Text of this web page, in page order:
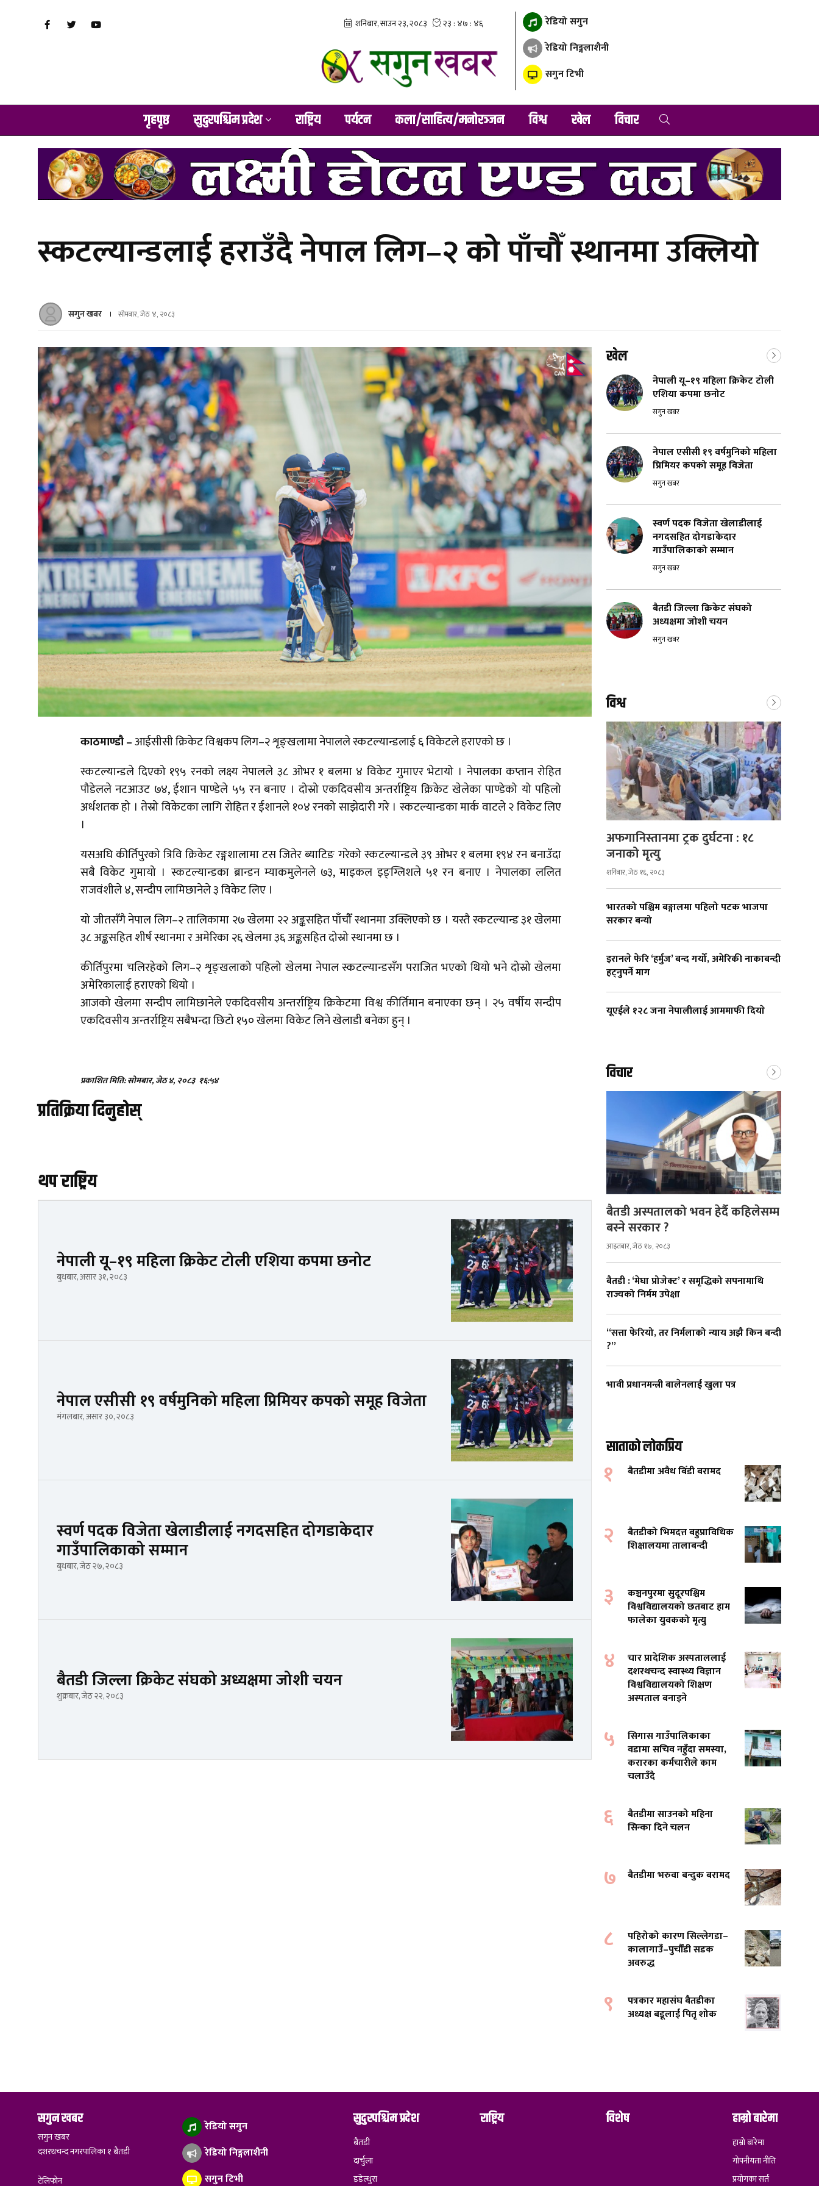
रेडियो सगुन
रेडियो निङ्गलाशैनी
सगुन टिभी
गृहपृष्ठ सुदुरपश्चिम प्रदेश राष्ट्रिय पर्यटन कला/साहित्य/मनोरञ्जन विश्व खेल विचार
स्कटल्यान्डलाई हराउँदै नेपाल लिग–२ को पाँचौँ स्थानमा उक्लियो
सगुन खबर सोमबार, जेठ ४, २०८३
काठमाण्डौ –आईसीसी क्रिकेट विश्वकप लिग–२ शृङ्खलामा नेपालले स्कटल्यान्डलाई ६ विकेटले हराएको छ ।
स्कटल्यान्डले दिएको १९५ रनको लक्ष्य नेपालले ३८ ओभर १ बलमा ४ विकेट गुमाएर भेटायो । नेपालका कप्तान रोहित
पौडेलले नटआउट ७४, ईशान पाण्डेले ५५ रन बनाए । दोस्रो एकदिवसीय अन्तर्राष्ट्रिय क्रिकेट खेलेका पाण्डेको यो पहिलो
अर्धशतक हो । तेस्रो विकेटका लागि रोहित र ईशानले १०४ रनको साझेदारी गरे । स्कटल्यान्डका मार्क वाटले २ विकेट लिए
।
यसअघि कीर्तिपुरको त्रिवि क्रिकेट रङ्गशालामा टस जितेर ब्याटिङ गरेको स्कटल्यान्डले ३९ ओभर १ बलमा १९४ रन बनाउँदा
सबै विकेट गुमायो । स्कटल्यान्डका ब्रान्डन म्याकमुलेनले ७३, माइकल इङ्ग्लिशले ५१ रन बनाए । नेपालका ललित
राजवंशीले ४, सन्दीप लामिछानेले ३ विकेट लिए ।
यो जीतसँगै नेपाल लिग–२ तालिकामा २७ खेलमा २२ अङ्कसहित पाँचौँ स्थानमा उक्लिएको छ । यस्तै स्कटल्यान्ड ३१ खेलमा
३८ अङ्कसहित शीर्ष स्थानमा र अमेरिका २६ खेलमा ३६ अङ्कसहित दोस्रो स्थानमा छ ।
कीर्तिपुरमा चलिरहेको लिग–२ शृङ्खलाको पहिलो खेलमा नेपाल स्कटल्यान्डसँग पराजित भएको थियो भने दोस्रो खेलमा
अमेरिकालाई हराएको थियो ।
आजको खेलमा सन्दीप लामिछानेले एकदिवसीय अन्तर्राष्ट्रिय क्रिकेटमा विश्व कीर्तिमान बनाएका छन् । २५ वर्षीय सन्दीप
एकदिवसीय अन्तर्राष्ट्रिय सबैभन्दा छिटो १५० खेलमा विकेट लिने खेलाडी बनेका हुन् ।
प्रकाशित मिति: सोमबार, जेठ ४, २०८३ १६:५४
प्रतिक्रिया दिनुहोस्
थप राष्ट्रिय
नेपाली यू–१९ महिला क्रिकेट टोली एशिया कपमा छनोट
बुधबार, असार ३१, २०८३
नेपाल एसीसी १९ वर्षमुनिको महिला प्रिमियर कपको समूह विजेता
मंगलबार, असार ३०, २०८३
स्वर्ण पदक विजेता खेलाडीलाई नगदसहित दोगडाकेदार
गाउँपालिकाको सम्मान
बुधबार, जेठ २७, २०८३
बैतडी जिल्ला क्रिकेट संघको अध्यक्षमा जोशी चयन
शुक्रबार, जेठ २२, २०८३
खेल
नेपाली यू–१९ महिला क्रिकेट टोली
एशिया कपमा छनोट
सगुन खबर
नेपाल एसीसी १९ वर्षमुनिको महिला
प्रिमियर कपको समूह विजेता
सगुन खबर
स्वर्ण पदक विजेता खेलाडीलाई
नगदसहित दोगडाकेदार
गाउँपालिकाको सम्मान
सगुन खबर
बैतडी जिल्ला क्रिकेट संघको
अध्यक्षमा जोशी चयन
सगुन खबर
विश्व
अफगानिस्तानमा ट्रक दुर्घटना : १८
जनाको मृत्यु
शनिबार, जेठ १६, २०८३
भारतको पश्चिम बङ्गालमा पहिलो पटक भाजपा
सरकार बन्यो
इरानले फेरि ‘हर्मुज’ बन्द गर्यो, अमेरिकी नाकाबन्दी
हट्नुपर्ने माग
यूएईले १२८ जना नेपालीलाई आममाफी दियाे
विचार
बैतडी अस्पतालको भवन हेर्दै कहिलेसम्म
बस्ने सरकार ?
आइतबार, जेठ १७, २०८३
बैतडी : ‘मेघा प्रोजेक्ट’ र समृद्धिको सपनामाथि
राज्यको निर्मम उपेक्षा
“सत्ता फेरियो, तर निर्मलाको न्याय अझै किन बन्दी
?”
भावी प्रधानमन्त्री बालेनलाई खुला पत्र
साताको लोकप्रिय
१ बैतडीमा अवैध बिँडी बरामद
२
बैतडीको भिमदत्त बहुप्राविधिक
शिक्षालयमा तालाबन्दी
३
कञ्चनपुरमा सुदूरपश्चिम
विश्वविद्यालयको छतबाट हाम
फालेका युवकको मृत्यु
४
चार प्रादेशिक अस्पताललाई
दशरथचन्द स्वास्थ्य विज्ञान
विश्वविद्यालयको शिक्षण
अस्पताल बनाइने
५
सिगास गाउँपालिकाका
वडामा सचिव नहुँदा समस्या,
करारका कर्मचारीले काम
चलाउँदै
६
बैतडीमा साउनको महिना
सिन्का दिने चलन
७ बैतडीमा भरुवा बन्दुक बरामद
८
पहिरोको कारण सिल्लेगडा–
कालागाउँ–पुर्चौंडी सडक
अवरुद्ध
९
पत्रकार महासंघ बैतडीका
अध्यक्ष बडूलाई पितृ शोक
सगुन खबर
सगुन खबर
दशरथचन्द नगरपालिका १ बैतडी
टेलिफोन
रेडियो सगुन
रेडियो निङ्गलाशैनी
सगुन टिभी
सुदुरपश्चिम प्रदेश
बैतडी
दार्चुला
डडेल्धुरा
राष्ट्रिय विशेष हाम्रो बारेमा
हाम्रो बारेमा
गोपनीयता नीति
प्रयोगका सर्त